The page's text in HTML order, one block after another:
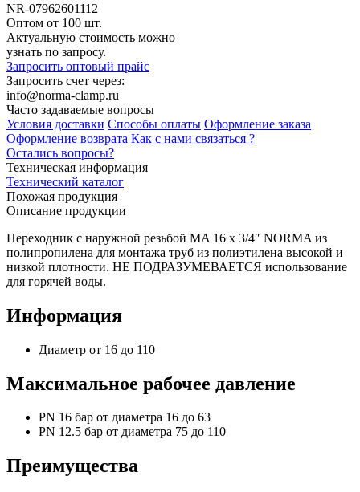
NR-07962601112
Оптом от 100 шт.
Актуальную стоимость можно
узнать по запросу.
Запросить оптовый прайс
Запросить счет через:
info@norma-clamp.ru
Часто задаваемые вопросы
Условия доставки Способы оплаты Оформление заказа
Оформление возврата Как с нами связаться ?
Остались вопросы?
Техническая информация
Технический каталог
Похожая продукция
Описание продукции
Переходник с наружной резьбой MA 16 x 3/4″ NORMA из
полипропилена для монтажа труб из полиэтилена высокой и
низкой плотности. НЕ ПОДРАЗУМЕВАЕТСЯ использование
для горячей воды.
Информация
Диаметр от 16 до 110
Максимальное рабочее давление
PN 16 бар от диаметра 16 до 63
PN 12.5 бар от диаметра 75 до 110
Преимущества